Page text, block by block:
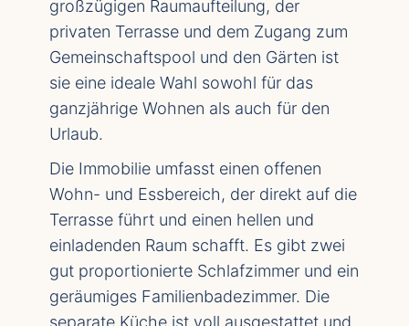
großzügigen Raumaufteilung, der
privaten Terrasse und dem Zugang zum
Gemeinschaftspool und den Gärten ist
sie eine ideale Wahl sowohl für das
ganzjährige Wohnen als auch für den
Urlaub.
Die Immobilie umfasst einen offenen
Wohn- und Essbereich, der direkt auf die
Terrasse führt und einen hellen und
einladenden Raum schafft. Es gibt zwei
gut proportionierte Schlafzimmer und ein
geräumiges Familienbadezimmer. Die
separate Küche ist voll ausgestattet und